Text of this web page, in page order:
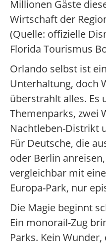
Millionen Gäste
Wirtschaft der
(Quelle: offizielle
Florida Tourismus
Orlando selbst ist
Unterhaltung, doch
überstrahlt alles. Es
Themenparks, zwei
Nachtleben-Distrikt
Für Deutsche, die
oder Berlin
vergleichbar mit
Europa-Park, nur
Die Magie beginnt
Ein monorail-Zug
Parks. Kein